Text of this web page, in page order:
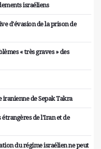
israéliens
d'évasion de la prison de
« très graves » des
de Sepak Takra
de l'Iran et de
du régime israélien ne peut